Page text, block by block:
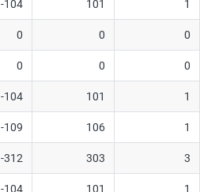
-104 101 1
0 0 0
0 0 0
-104 101 1
-109 106 1
-312 303 3
-104 101 1